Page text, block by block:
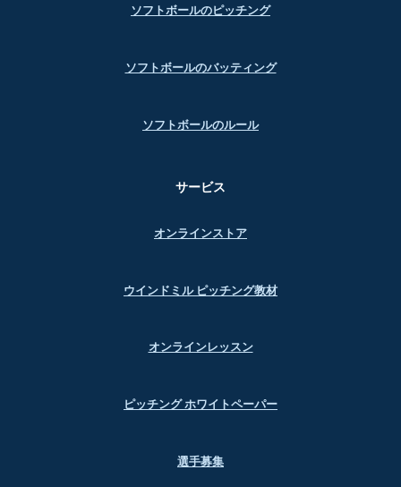
ソフトボールのピッチング
ソフトボールのバッティング
ソフトボールのルール
サービス
オンラインストア
ウインドミル ピッチング教材
オンラインレッスン
ピッチング ホワイトペーパー
選手募集